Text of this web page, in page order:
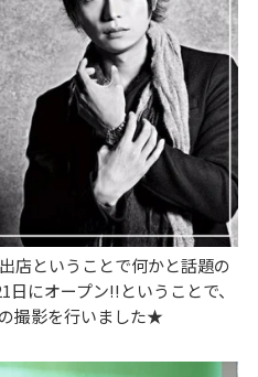
店ということで何かと話題の
にオープン!!ということで、
撮影を行いました★